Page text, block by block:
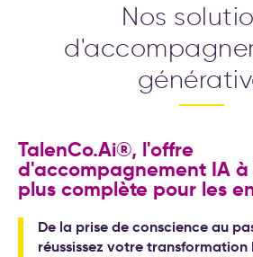
stratégique
Formations aux
modes de
20
d’accompagnement
Nos
TalenCo.Ai®, l'offre
d'accompagnement IA
plus complète pour les
De la prise de conscience au
réussissez votre transformation